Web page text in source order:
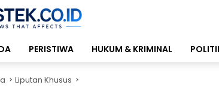
PERISTIWA HUKUM & KRIMINAL
Liputan Khusus